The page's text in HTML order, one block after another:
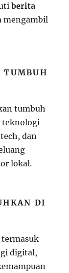
berita
mengambil
TUMBUH
tumbuh
teknologi
dan
lokal.
DI
digital,